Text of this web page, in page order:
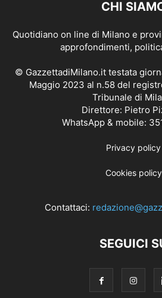
CHI
Quotidiano on line di Milano e
approfondimenti,
© GazzettadiMilano.it testata
Maggio 2023 al n.58 del
Tribunale di
Direttore: Pietro
WhatsApp & mobile:
Privacy policy
Cookies policy
Contattaci:
SEGUICI